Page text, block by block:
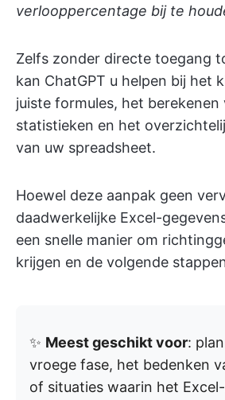
verlooppercentage bij te
Zelfs zonder directe toegang
kan ChatGPT u helpen bij het
juiste formules, het berekenen
statistieken en het
van uw spreadsheet.
Hoewel deze aanpak geen
daadwerkelijke Excel-
een snelle manier om
krijgen en de volgende
✨ Meest geschikt voor:
vroege fase, het bedenken
of situaties waarin het